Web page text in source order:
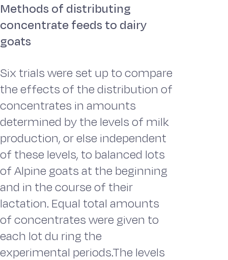
Methods of distributing
concentrate feeds to dairy
goats
Six trials were set up to compare
the effects of the distribution of
concentrates in amounts
determined by the levels of milk
production, or else independent
of these levels, to balanced lots
of Alpine goats at the beginning
and in the course of their
lactation. Equal total amounts
of concentrates were given to
each lot du ring the
experimental periods.The levels